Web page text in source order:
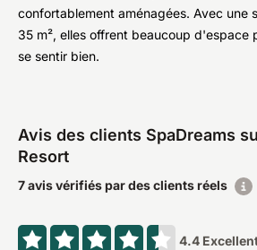
confortablement aménagées. Avec une
35 m², elles offrent beaucoup d'espace
se sentir bien.
Avis des clients SpaDreams
Resort
7 avis vérifiés par des clients réels
4.4